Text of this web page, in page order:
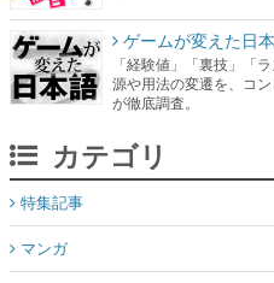
ゲームが変えた日
「経験値」「裏技」「
源や用法の変遷を、コ
が徹底調査。
カテゴリ
特集記事
マンガ